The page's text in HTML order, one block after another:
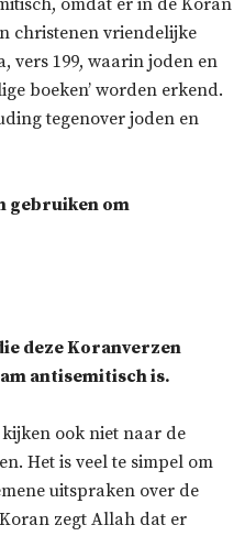
omdat er in de Koran
christenen vriendelijke
vers 199, waarin joden en
boeken’ worden erkend.
tegenover joden en
gebruiken om
deze Koranverzen
antisemitisch is.
kijken ook niet naar de
Het is veel te simpel om
uitspraken over de
zegt Allah dat er